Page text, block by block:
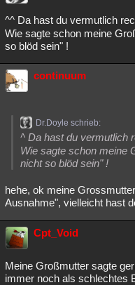
^^ Da hast du vermutlich
Wie sagte schon meine
so blöd sein" !
continuum
Dr.Doyle schrieb:
^ Da hast du vermutlich
Wie sagte schon meine
nicht so blöd sein" !
hehe, ok meine
Ausnahme", vielleicht hast
Cpt_Void
Meine Großmutter sagte
immer noch als schlechtes